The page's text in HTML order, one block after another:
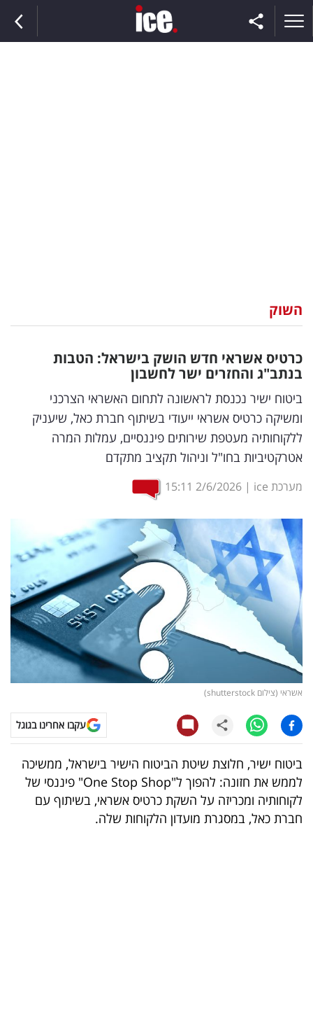
וצרכנות
דיגיטל
וטק
שיווק
ופרסום
משפט
מדדים
ומחקרים
דעות
רכילות
עסקית
קריפטו
ויראלי
טלוויזיה
עסקי
ספורט
קריירה
השוק
כרטיס אשראי חדש הושק בישראל: הטבות
בנתב"ג והחזרים ישר לחשבון
ביטוח ישיר נכנסת לראשונה לתחום האשראי הצרכני
ומשיקה כרטיס אשראי ייעודי בשיתוף חברת כאל, שיעניק
ללקוחותיה מעטפת שירותים פיננסיים, עמלות המרה
אטרקטיביות בחו"ל וניהול תקציב מתקדם
מערכת ice |
2/6/2026
15:11
אשראי (צילום shutterstock)
עקבו אחרינו בגוגל
ביטוח ישיר, חלוצת שיטת הביטוח הישיר בישראל, ממשיכה
לממש את חזונה: להפוך ל"One Stop Shop" פיננסי של
לקוחותיה ומכריזה על השקת כרטיס אשראי, בשיתוף עם
חברת כאל, במסגרת מועדון הלקוחות שלה.